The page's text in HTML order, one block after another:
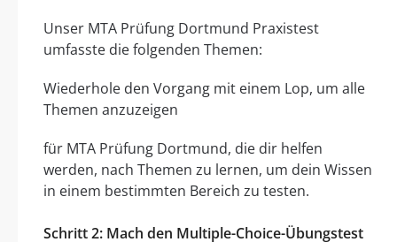
Unser MTA Prüfung Dortmund Praxistest
umfasste die folgenden Themen:
Wiederhole den Vorgang mit einem Lop, um alle
Themen anzuzeigen
für MTA Prüfung Dortmund, die dir helfen
werden, nach Themen zu lernen, um dein Wissen
in einem bestimmten Bereich zu testen.
Schritt 2: Mach den Multiple-Choice-Übungstest